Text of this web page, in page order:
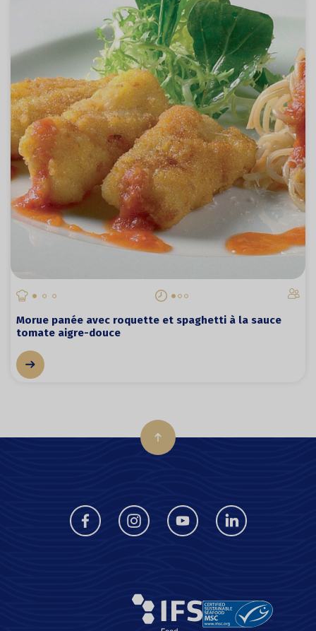
Morue panée avec roquette et spaghetti à la sauce
tomate aigre-douce